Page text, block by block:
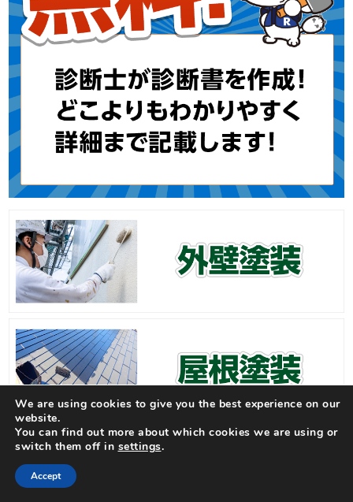
We are using cookies to give you the best experience on our
website.
You can find out more about which cookies we are using or
switch them off in settings.
Accept